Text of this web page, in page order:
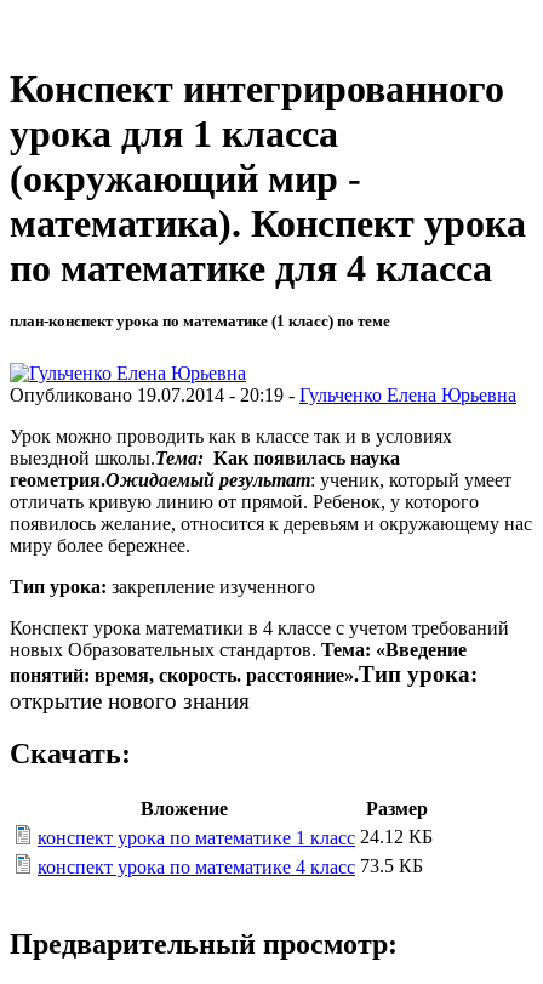
Конспект интегрированного
урока для 1 класса
(окружающий мир -
математика). Конспект урока
по математике для 4 класса
план-конспект урока по математике (1 класс) по теме
Опубликовано 19.07.2014 - 20:19 - Гульченко Елена Юрьевна
Урок можно проводить как в классе так и в условиях
выездной школы.Тема: Как появилась наука
геометрия.Ожидаемый результат: ученик, который умеет
отличать кривую линию от прямой. Ребенок, у которого
появилось желание, относится к деревьям и окружающему нас
миру более бережнее.
Тип урока: закрепление изученного
Конспект урока математики в 4 классе с учетом требований
новых Образовательных стандартов. Тема: «Введение
понятий: время, скорость. расстояние».Тип урока:
открытие нового знания
Скачать:
Вложение
Размер
конспект урока по математике 1 класс 24.12 КБ
конспект урока по математике 4 класс 73.5 КБ
Предварительный просмотр: